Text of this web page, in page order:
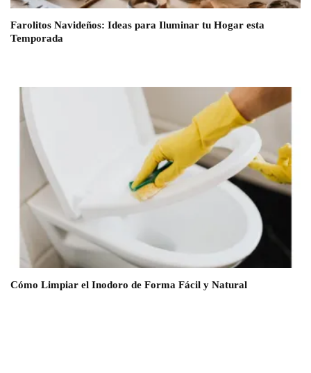
Farolitos Navideños: Ideas para Iluminar tu Hogar esta
Temporada
Cómo Limpiar el Inodoro de Forma Fácil y Natural